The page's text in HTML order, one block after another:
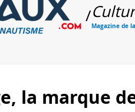
/Magazine de
la marque